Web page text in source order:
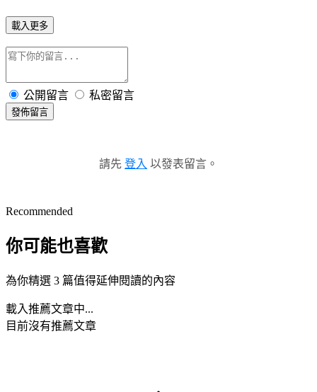
載入更多
公開留言 私密留言
發佈留言
請先 登入 以發表留言。
Recommended
你可能也喜歡
為你精選 3 篇值得延伸閱讀的內容
載入推薦文章中...
目前沒有推薦文章